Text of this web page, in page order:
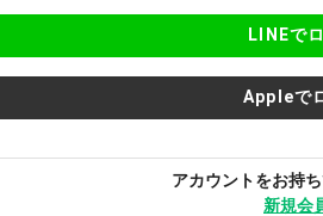
LINEで
Appleで
アカウントをお持
新規会